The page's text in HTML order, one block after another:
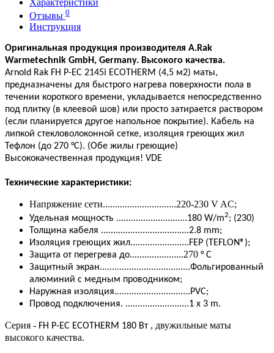
Характеристики
Отзывы 0
Инструкция
Оригинальная продукция производителя A.Rak
Warmetechnik GmbH, Germany. Высокого качества.
Arnold Rak FH P-EC 2145i ECOTHERM (4,5 м2) маты,
предназначены для быстрого нагрева поверхности пола в
течении короткого времени, укладывается непосредственно
под плитку (в клеевой шов) или просто затирается раствором
(если планируется другое напольное покрытие). Кабель на
липкой стекловолоконной сетке, изоляция греющих жил
Тефлон (до 270 °С). (Обе жилы греющие)
Высококачественная продукция! VDE
Технические характеристики:
Напряжение сети..............................220-230 V AC;
Удельная мощность .............................180 W/m2; (230)
Толщина кабеля ....................................2.8 mm;
Изоляция греющих жил........................FEP (TEFLON®);
Защита от перегрева до......................270 ° C
Защитный экран.....................................Фольгированный
алюминий с медным проводником;
Наружная изоляция...............................PVC;
Провод подключения. ..........................1 x 3 m.
Серия - FH P-EC ECOTHERM 180 Вт , двужильные маты
высокого качества.